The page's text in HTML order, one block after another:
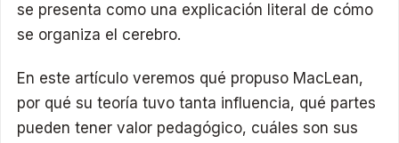
se presenta como una explicación literal de cómo
se organiza el cerebro.
En este artículo veremos qué propuso MacLean,
por qué su teoría tuvo tanta influencia, qué partes
pueden tener valor pedagógico, cuáles son sus